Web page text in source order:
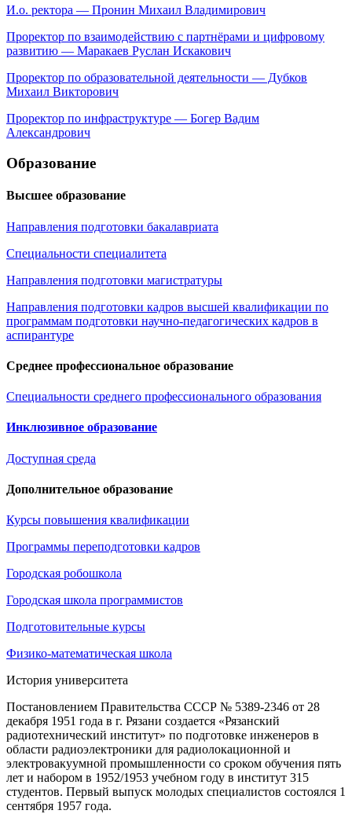
И.о. ректора — Пронин Михаил Владимирович
Проректор по взаимодействию с партнёрами и цифровому
развитию — Маракаев Руслан Искакович
Проректор по образовательной деятельности — Дубков
Михаил Викторович
Проректор по инфраструктуре — Богер Вадим
Александрович
Образование
Высшее образование
Направления подготовки бакалавриата
Специальности специалитета
Направления подготовки магистратуры
Направления подготовки кадров высшей квалификации по
программам подготовки научно-педагогических кадров в
аспирантуре
Среднее профессиональное образование
Специальности среднего профессионального образования
Инклюзивное образование
Доступная среда
Дополнительное образование
Курсы повышения квалификации
Программы переподготовки кадров
Городская робошкола
Городская школа программистов
Подготовительные курсы
Физико-математическая школа
История университета
Постановлением Правительства СССР № 5389-2346 от 28
декабря 1951 года в г. Рязани создается «Рязанский
радиотехнический институт» по подготовке инженеров в
области радиоэлектроники для радиолокационной и
электровакуумной промышленности со сроком обучения пять
лет и набором в 1952/1953 учебном году в институт 315
студентов. Первый выпуск молодых специалистов состоялся 1
сентября 1957 года.